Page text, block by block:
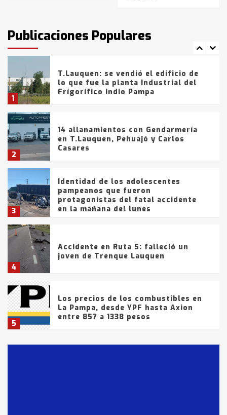
Publicaciones Populares
fueron detenidos por
comercialización de drogas en la
tarde del sábado
1
T.Lauquen: se vendió el edificio de
lo que fue la planta Industrial del
Frígorífico Indio Pampa
2
14 allanamientos con Gendarmería
en T.Lauquen, Pehuajó y Carlos
Casares
3
Identidad de los adolescentes
pampeanos que fueron
protagonistas del fatal accidente
en la mañana del lunes
4
Accidente en Ruta 5: falleció un
joven de Trenque Lauquen
5
Los precios de los combustibles en
La Pampa, desde YPF hasta Axion
entre 857 a 1338 pesos